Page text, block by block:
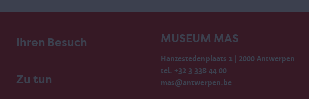
Ihren Besuch
Zu tun
MUSEUM MAS
Hanzestedenplaats 1 | 2000 Antwerpen
tel. +32 3 338 44 00
mas@antwerpen.be